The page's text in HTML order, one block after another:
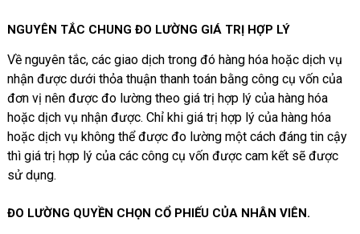
NGUYÊN TẮC CHUNG ĐO LƯỜNG GIÁ TRỊ HỢP LÝ
Về nguyên tắc, các giao dịch trong đó hàng hóa hoặc dịch vụ
nhận được dưới thỏa thuận thanh toán bằng công cụ vốn của
đơn vị nên được đo lường theo giá trị hợp lý của hàng hóa
hoặc dịch vụ nhận được. Chỉ khi giá trị hợp lý của hàng hóa
hoặc dịch vụ không thể được đo lường một cách đáng tin cậy
thì giá trị hợp lý của các công cụ vốn được cam kết sẽ được
sử dụng.
ĐO LƯỜNG QUYỀN CHỌN CỔ PHIẾU CỦA NHÂN VIÊN.